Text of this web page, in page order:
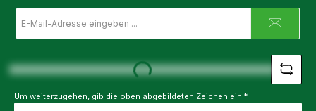
Mail-
Adresse
Loading...
Um weiterzugehen, gib die oben abgebildeten Zeichen ein *